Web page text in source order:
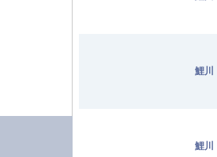
鯉
鯉